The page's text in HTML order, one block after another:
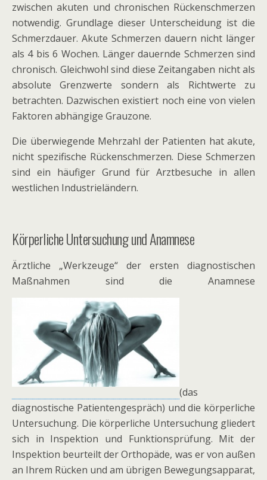
zwischen akuten und chronischen Rückenschmerzen
notwendig. Grundlage dieser Unterscheidung ist die
Schmerzdauer. Akute Schmerzen dauern nicht länger
als 4 bis 6 Wochen. Länger dauernde Schmerzen sind
chronisch. Gleichwohl sind diese Zeitangaben nicht als
absolute Grenzwerte sondern als Richtwerte zu
betrachten. Dazwischen existiert noch eine von vielen
Faktoren abhängige Grauzone.
Die überwiegende Mehrzahl der Patienten hat akute,
nicht spezifische Rückenschmerzen. Diese Schmerzen
sind ein häufiger Grund für Arztbesuche in allen
westlichen Industrieländern.
Körperliche Untersuchung und Anamnese
Ärztliche „Werkzeuge“ der ersten diagnostischen
Maßnahmen sind die Anamnese
(das
diagnostische Patientengespräch) und die körperliche
Untersuchung. Die körperliche Untersuchung gliedert
sich in Inspektion und Funktionsprüfung. Mit der
Inspektion beurteilt der Orthopäde, was er von außen
an Ihrem Rücken und am übrigen Bewegungsapparat,